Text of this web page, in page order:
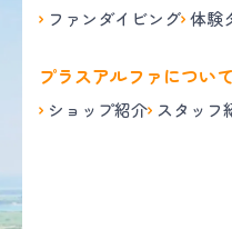
ファンダイビング 体験
プラスアルファについて
ショップ紹介 スタッフ